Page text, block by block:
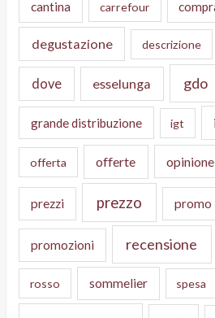
cantina carrefour
degustazione descrizione
dove esselunga gdo
grande distribuzione igt
offerta offerte opinione
prezzi prezzo promo
promozioni recensione
rosso sommelier spesa